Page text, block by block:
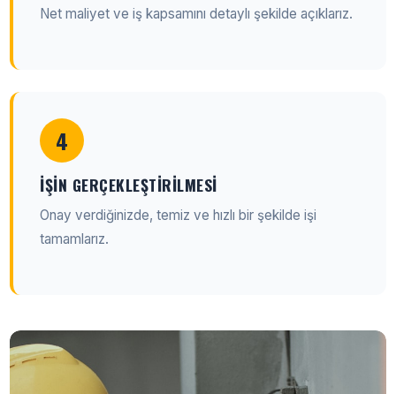
Net maliyet ve iş kapsamını detaylı şekilde açıklarız.
4
İŞIN GERÇEKLEŞTIRILMESI
Onay verdiğinizde, temiz ve hızlı bir şekilde işi
tamamlarız.